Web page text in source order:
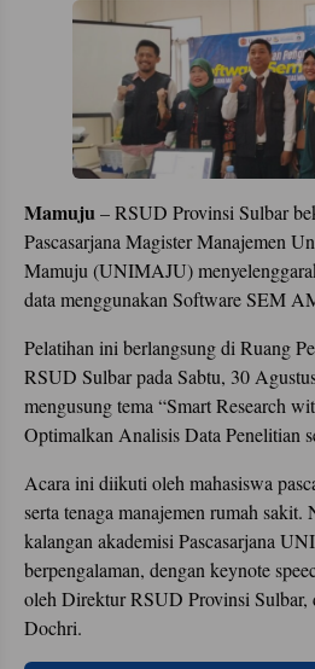
Mamuju– RSUD Provinsi Sulbar
Pascasarjana Magister Manajemen
Mamuju (UNIMAJU)
data menggunakan Software SEM
Pelatihan ini berlangsung di Ruang
RSUD Sulbar pada Sabtu, 30
mengusung tema “Smart Research
Optimalkan Analisis Data Penelitian
Acara ini diikuti oleh mahasiswa
serta tenaga manajemen rumah sakit.
kalangan akademisi Pascasarjana
berpengalaman, dengan keynote
oleh Direktur RSUD Provinsi
Dochri.